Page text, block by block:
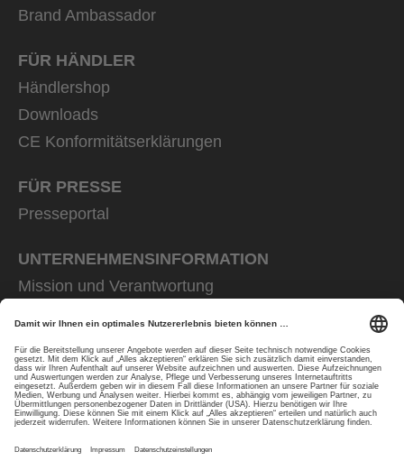
Brand Ambassador
FÜR HÄNDLER
Händlershop
Downloads
CE Konformitätserklärungen
FÜR PRESSE
Presseportal
UNTERNEHMENS­INFORMATION
Mission und Verantwortung
Rainer Winter Stiftung
Karriere
Datenschutz